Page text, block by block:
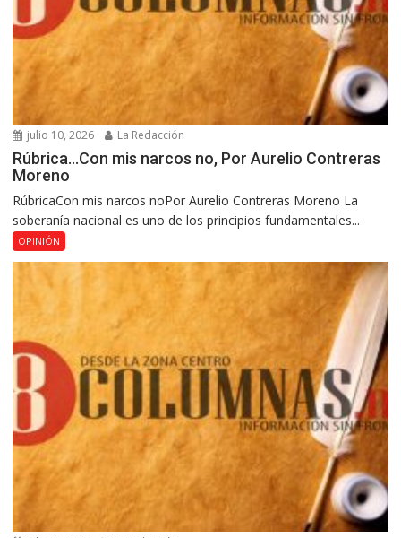
julio 10, 2026 La Redacción
Rúbrica…Con mis narcos no, Por Aurelio Contreras
Moreno
RúbricaCon mis narcos noPor Aurelio Contreras Moreno La
soberanía nacional es uno de los principios fundamentales...
OPINIÓN